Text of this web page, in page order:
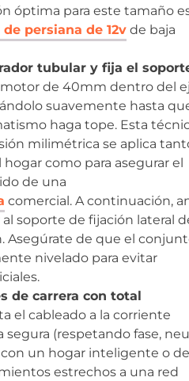
óptima para este tamaño
persiana de 12v de baja
tubular y fija el
motor de 40mm dentro del
suavemente hasta
haga tope. Esta
milimétrica se aplica
como para asegurar el
de una
comercial. A continuación,
soporte de fijación lateral
Asegúrate de que el
nivelado para evitar
de carrera con total
el cableado a la corriente
segura (respetando fase,
un hogar inteligente o
estrechos a una red